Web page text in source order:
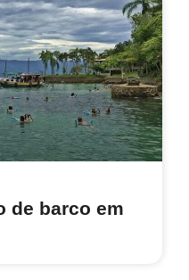
de barco em